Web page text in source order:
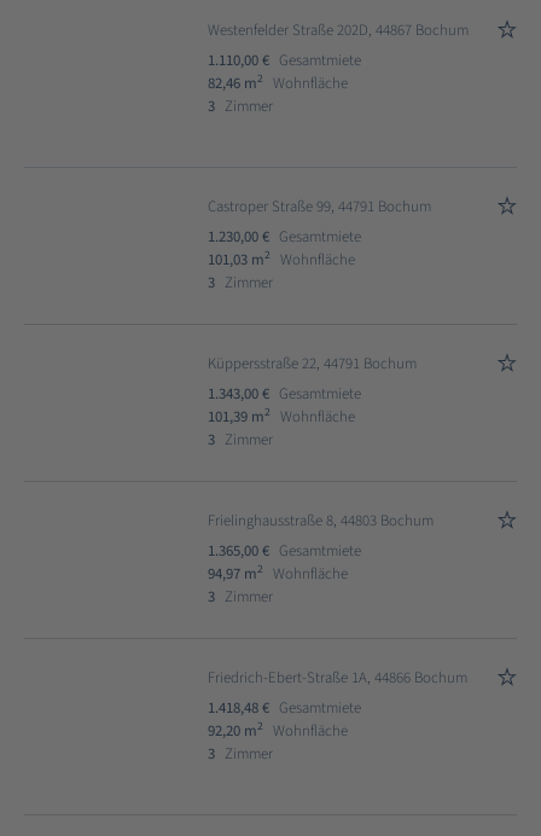
Westenfelder Straße 202D, 44867 Bochum
1.110,00 € Gesamtmiete
82,46 m2
Wohnfläche
3 Zimmer
Castroper Straße 99, 44791 Bochum
1.230,00 € Gesamtmiete
101,03 m2
Wohnfläche
3 Zimmer
Küppersstraße 22, 44791 Bochum
1.343,00 € Gesamtmiete
101,39 m2
Wohnfläche
3 Zimmer
Frielinghausstraße 8, 44803 Bochum
1.365,00 € Gesamtmiete
94,97 m2
Wohnfläche
3 Zimmer
Friedrich-Ebert-Straße 1A, 44866 Bochum
1.418,48 € Gesamtmiete
92,20 m2
Wohnfläche
3 Zimmer